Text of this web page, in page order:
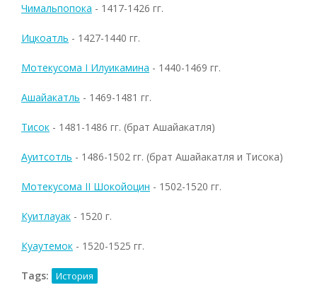
Чимальпопока - 1417-1426 гг.
Ицкоатль - 1427-1440 гг.
Мотекусома I Илуикамина - 1440-1469 гг.
Ашайакатль - 1469-1481 гг.
Тисок - 1481-1486 гг. (брат Ашайакатля)
Ауитсотль - 1486-1502 гг. (брат Ашайакатля и Тисока)
Мотекусома II Шокойоцин - 1502-1520 гг.
Куитлауак - 1520 г.
Куаутемок - 1520-1525 гг.
Tags: История